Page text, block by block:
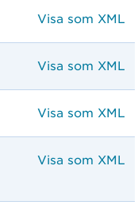
Visa som XML
Visa som XML
Visa som XML
Visa som XML